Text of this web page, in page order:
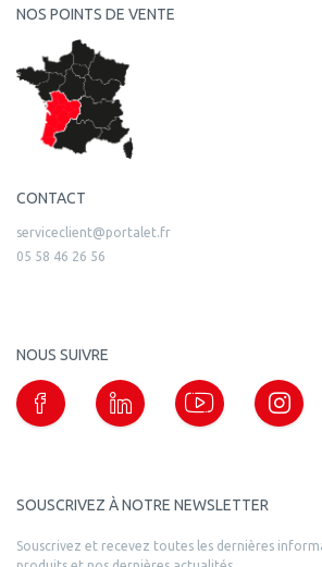
NOS POINTS DE VENTE
CONTACT
serviceclient@portalet.fr
05 58 46 26 56
NOUS SUIVRE
SOUSCRIVEZ À NOTRE NEWSLETTER
Souscrivez et recevez toutes les dernières